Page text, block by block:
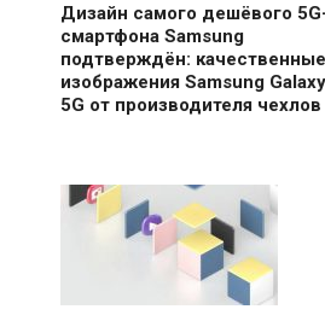
Дизайн самого дешёвого
смартфона Samsung
подтверждён: качественные
изображения Samsung
5G от производителя чехлов